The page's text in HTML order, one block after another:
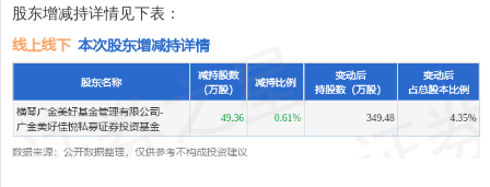
股东增减持详情见下表：